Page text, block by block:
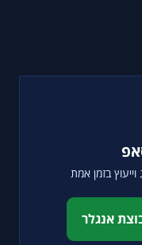
אנגלר